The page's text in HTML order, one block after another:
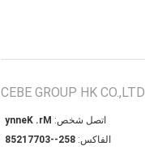
CEBE GROUP HK CO.,LTD
اتصل شخص: Mr. Kenny
الفاكس: 852--30771258